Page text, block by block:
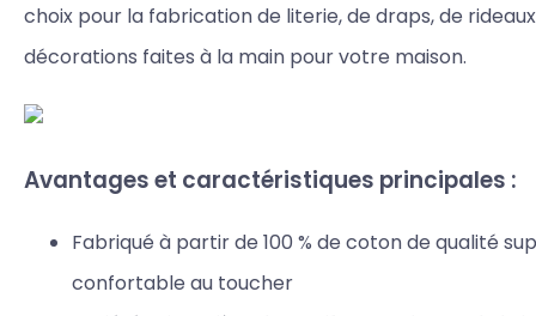
choix pour la fabrication de literie, de draps, de
décorations faites à la main pour votre maison.
Avantages et caractéristiques principales :
Fabriqué à partir de 100 % de coton de qualité
confortable au toucher